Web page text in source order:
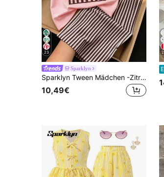
23
Sparklyn
Sparklyn Tween Mädchen -Zitronen-Muster Rundhals T-Shirt & gestreifte weite Hose Lässig Set Schulanfang
10,49€